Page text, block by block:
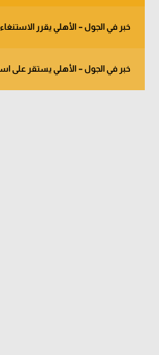
خبر في الجول – الأهلي يقرر
خبر في الجول – الأهلي يستقر على